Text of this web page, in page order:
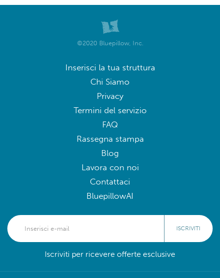
©2020 Bluepillow, Inc.
Inserisci la tua struttura
Chi Siamo
Privacy
Termini del servizio
FAQ
Rassegna stampa
Blog
Lavora con noi
Contattaci
BluepillowAI
ISCRIVITI
Iscriviti per ricevere offerte esclusive